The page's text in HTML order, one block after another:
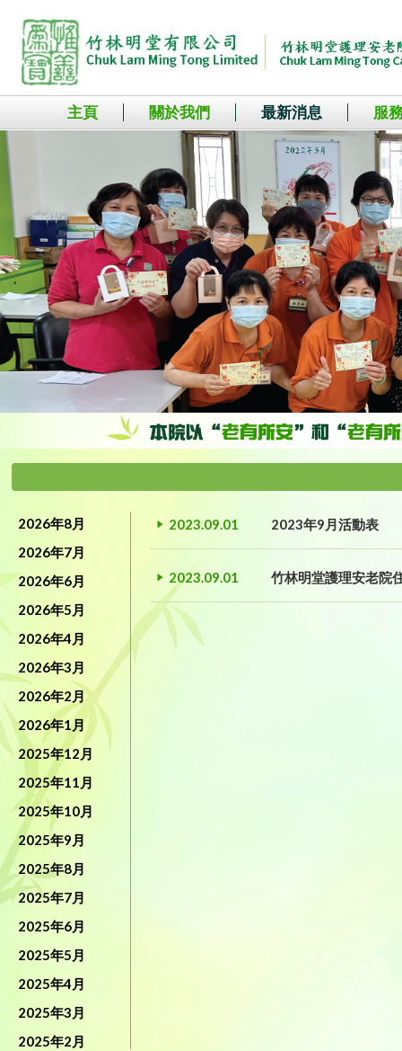
主頁 關於我們 最新消息 服
2026年8月
2026年7月
2026年6月
2026年5月
2026年4月
2026年3月
2026年2月
2026年1月
2025年12月
2025年11月
2025年10月
2025年9月
2025年8月
2025年7月
2025年6月
2025年5月
2025年4月
2025年3月
2025年2月
2023.09.01 2023年9月活動表
2023.09.01 竹林明堂護理安老院